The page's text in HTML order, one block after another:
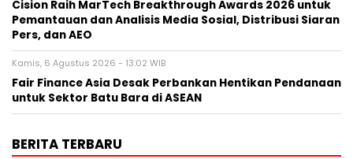
Cision Raih MarTech Breakthrough Awards 2026 untuk
Pemantauan dan Analisis Media Sosial, Distribusi Siaran
Pers, dan AEO
Kamis, 6 Agustus 2026 - 13:02 WIB
Fair Finance Asia Desak Perbankan Hentikan Pendanaan
untuk Sektor Batu Bara di ASEAN
BERITA TERBARU